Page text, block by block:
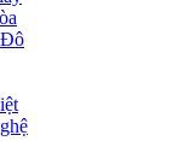
Đô